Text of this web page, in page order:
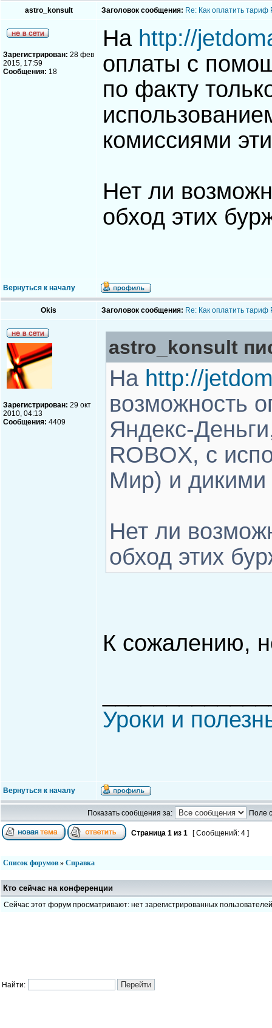
astro_konsult Заголовок сообщения: Re: Как оплатить
Зарегистрирован: 28 фев
2015, 17:59
Сообщения: 18
На http://
оплаты с
по факту
комиссиями
Нет ли
обход этих
Вернуться к началу
Okis Заголовок сообщения: Re: Как оплатить
Зарегистрирован: 29 окт
2010, 04:13
Сообщения: 4409
astro_konsult
На http://
возможность
Яндекс-
ROBOX, с
Мир) и дикими
Нет ли
обход этих
К сожалению,
Уроки и
Вернуться к началу
Показать сообщения за: Поле
Страница 1 из 1 [ Сообщений: 4 ]
Список форумов » Справка
Кто сейчас на конференции
Сейчас этот форум просматривают: нет зарегистрированных пользователей
Найти: